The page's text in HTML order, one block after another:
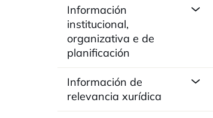
Información
institucional,
organizativa e de
planificación
Información de
relevancia xurídica